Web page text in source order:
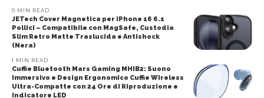
0 MIN READ
JETech Cover Magnetica per iPhone 16 6.1
Pollici – Compatibile con MagSafe, Custodia
Slim Retro Matte Traslucida e Antishock
(Nera)
1 MIN READ
Cuffie Bluetooth Mars Gaming MHIB2: Suono
Immersivo e Design Ergonomico Cuffie Wireless
Ultra-Compatte con 24 Ore di Riproduzione e
Indicatore LED